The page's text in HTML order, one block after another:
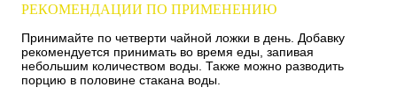
РЕКОМЕНДАЦИИ ПО ПРИМЕНЕНИЮ
Принимайте по четверти чайной ложки в день. Добавку
рекомендуется принимать во время еды, запивая
небольшим количеством воды. Также можно разводить
порцию в половине стакана воды.